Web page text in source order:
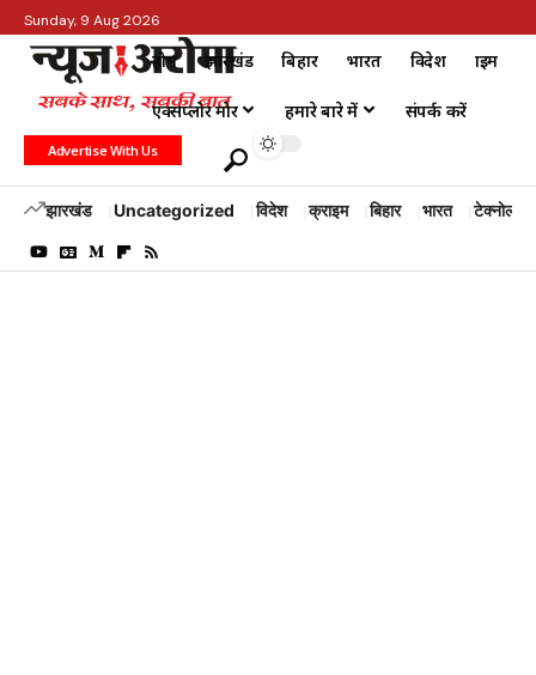
Sunday, 9 Aug 2026
होम झारखंड बिहार भारत विदेश क्राइम
एक्सप्लोर मोर हमारे बारे में संपर्क करें
Advertise With Us
झारखंड Uncategorized विदेश क्राइम बिहार भारत टेक्नोलॉजी